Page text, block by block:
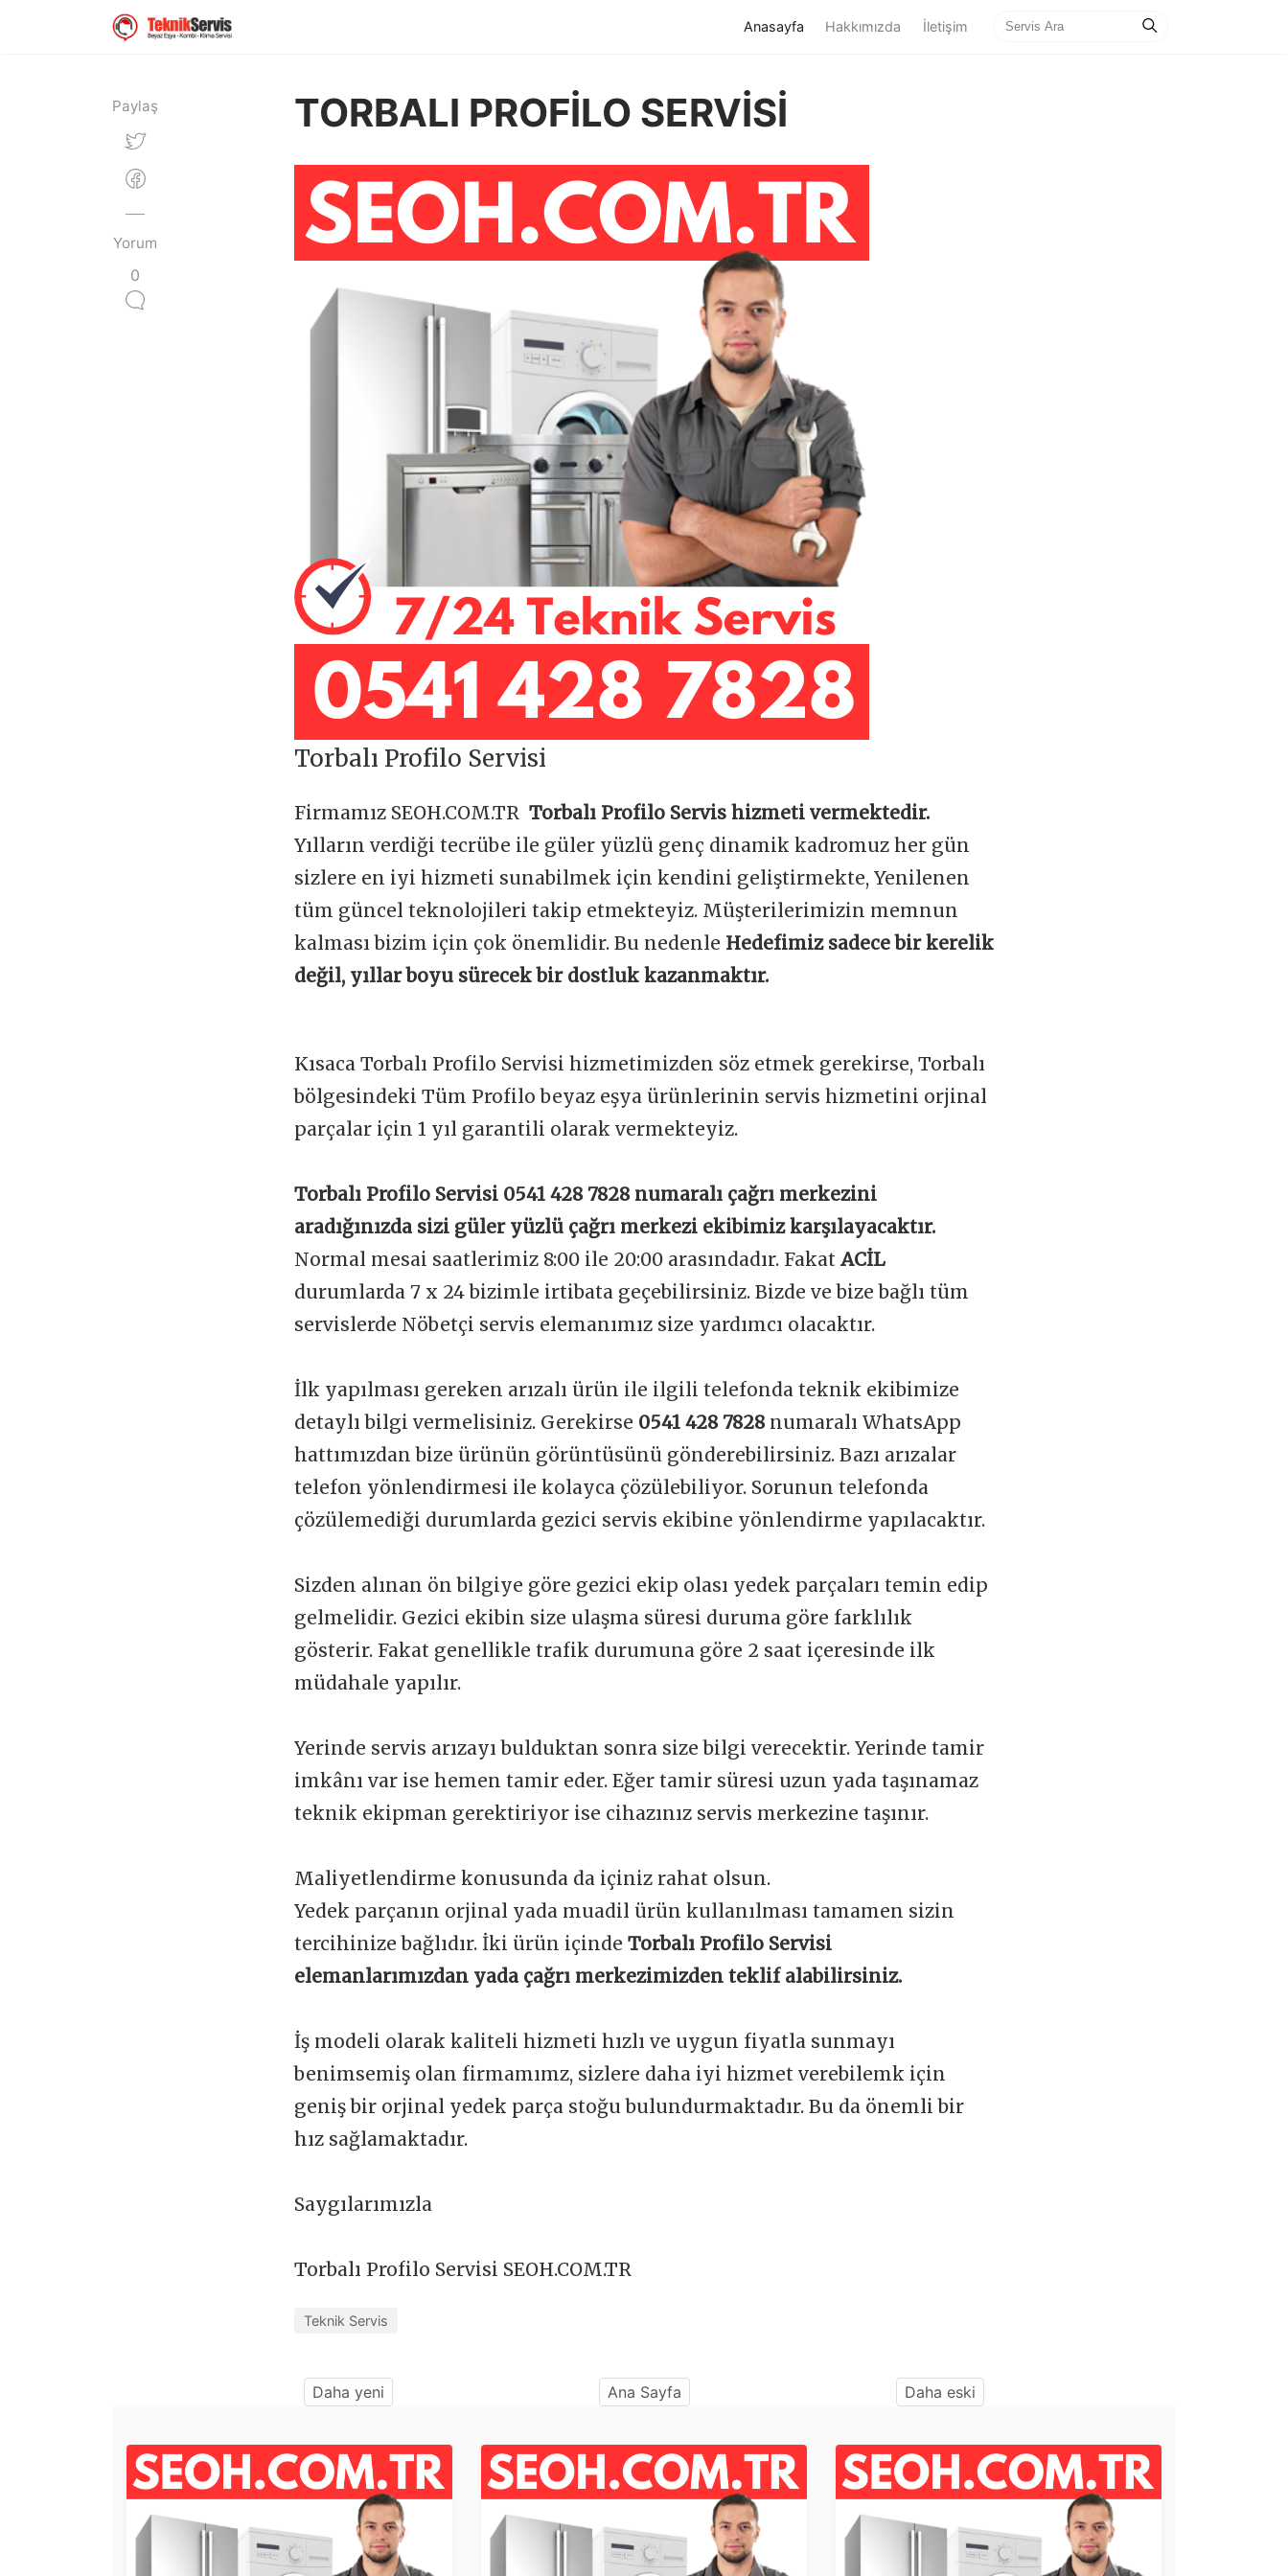
Anasayfa (current)
Hakkımızda İletişim
Paylaş
Yorum
0
TORBALI PROFİLO SERVİSİ
Torbalı Profilo Servisi
Firmamız SEOH.COM.TR Torbalı Profilo Servis hizmeti vermektedir.
Yılların verdiği tecrübe ile güler yüzlü genç dinamik kadromuz her gün
sizlere en iyi hizmeti sunabilmek için kendini geliştirmekte, Yenilenen
tüm güncel teknolojileri takip etmekteyiz. Müşterilerimizin memnun
kalması bizim için çok önemlidir. Bu nedenle Hedefimiz sadece bir kerelik
değil, yıllar boyu sürecek bir dostluk kazanmaktır.
Kısaca Torbalı Profilo Servisi hizmetimizden söz etmek gerekirse, Torbalı
bölgesindeki Tüm Profilo beyaz eşya ürünlerinin servis hizmetini orjinal
parçalar için 1 yıl garantili olarak vermekteyiz.
Torbalı Profilo Servisi 0541 428 7828 numaralı çağrı merkezini
aradığınızda sizi güler yüzlü çağrı merkezi ekibimiz karşılayacaktır.
Normal mesai saatlerimiz 8:00 ile 20:00 arasındadır. Fakat ACİL
durumlarda 7 x 24 bizimle irtibata geçebilirsiniz. Bizde ve bize bağlı tüm
servislerde Nöbetçi servis elemanımız size yardımcı olacaktır.
İlk yapılması gereken arızalı ürün ile ilgili telefonda teknik ekibimize
detaylı bilgi vermelisiniz. Gerekirse 0541 428 7828 numaralı WhatsApp
hattımızdan bize ürünün görüntüsünü gönderebilirsiniz. Bazı arızalar
telefon yönlendirmesi ile kolayca çözülebiliyor. Sorunun telefonda
çözülemediği durumlarda gezici servis ekibine yönlendirme yapılacaktır.
Sizden alınan ön bilgiye göre gezici ekip olası yedek parçaları temin edip
gelmelidir. Gezici ekibin size ulaşma süresi duruma göre farklılık
gösterir. Fakat genellikle trafik durumuna göre 2 saat içeresinde ilk
müdahale yapılır.
Yerinde servis arızayı bulduktan sonra size bilgi verecektir. Yerinde tamir
imkânı var ise hemen tamir eder. Eğer tamir süresi uzun yada taşınamaz
teknik ekipman gerektiriyor ise cihazınız servis merkezine taşınır.
Maliyetlendirme konusunda da içiniz rahat olsun.
Yedek parçanın orjinal yada muadil ürün kullanılması tamamen sizin
tercihinize bağlıdır. İki ürün içinde Torbalı Profilo Servisi
elemanlarımızdan yada çağrı merkezimizden teklif alabilirsiniz.
İş modeli olarak kaliteli hizmeti hızlı ve uygun fiyatla sunmayı
benimsemiş olan firmamımz, sizlere daha iyi hizmet verebilemk için
geniş bir orjinal yedek parça stoğu bulundurmaktadır. Bu da önemli bir
hız sağlamaktadır.
Saygılarımızla
Torbalı Profilo Servisi SEOH.COM.TR
Teknik Servis
Daha yeni Ana Sayfa Daha eski